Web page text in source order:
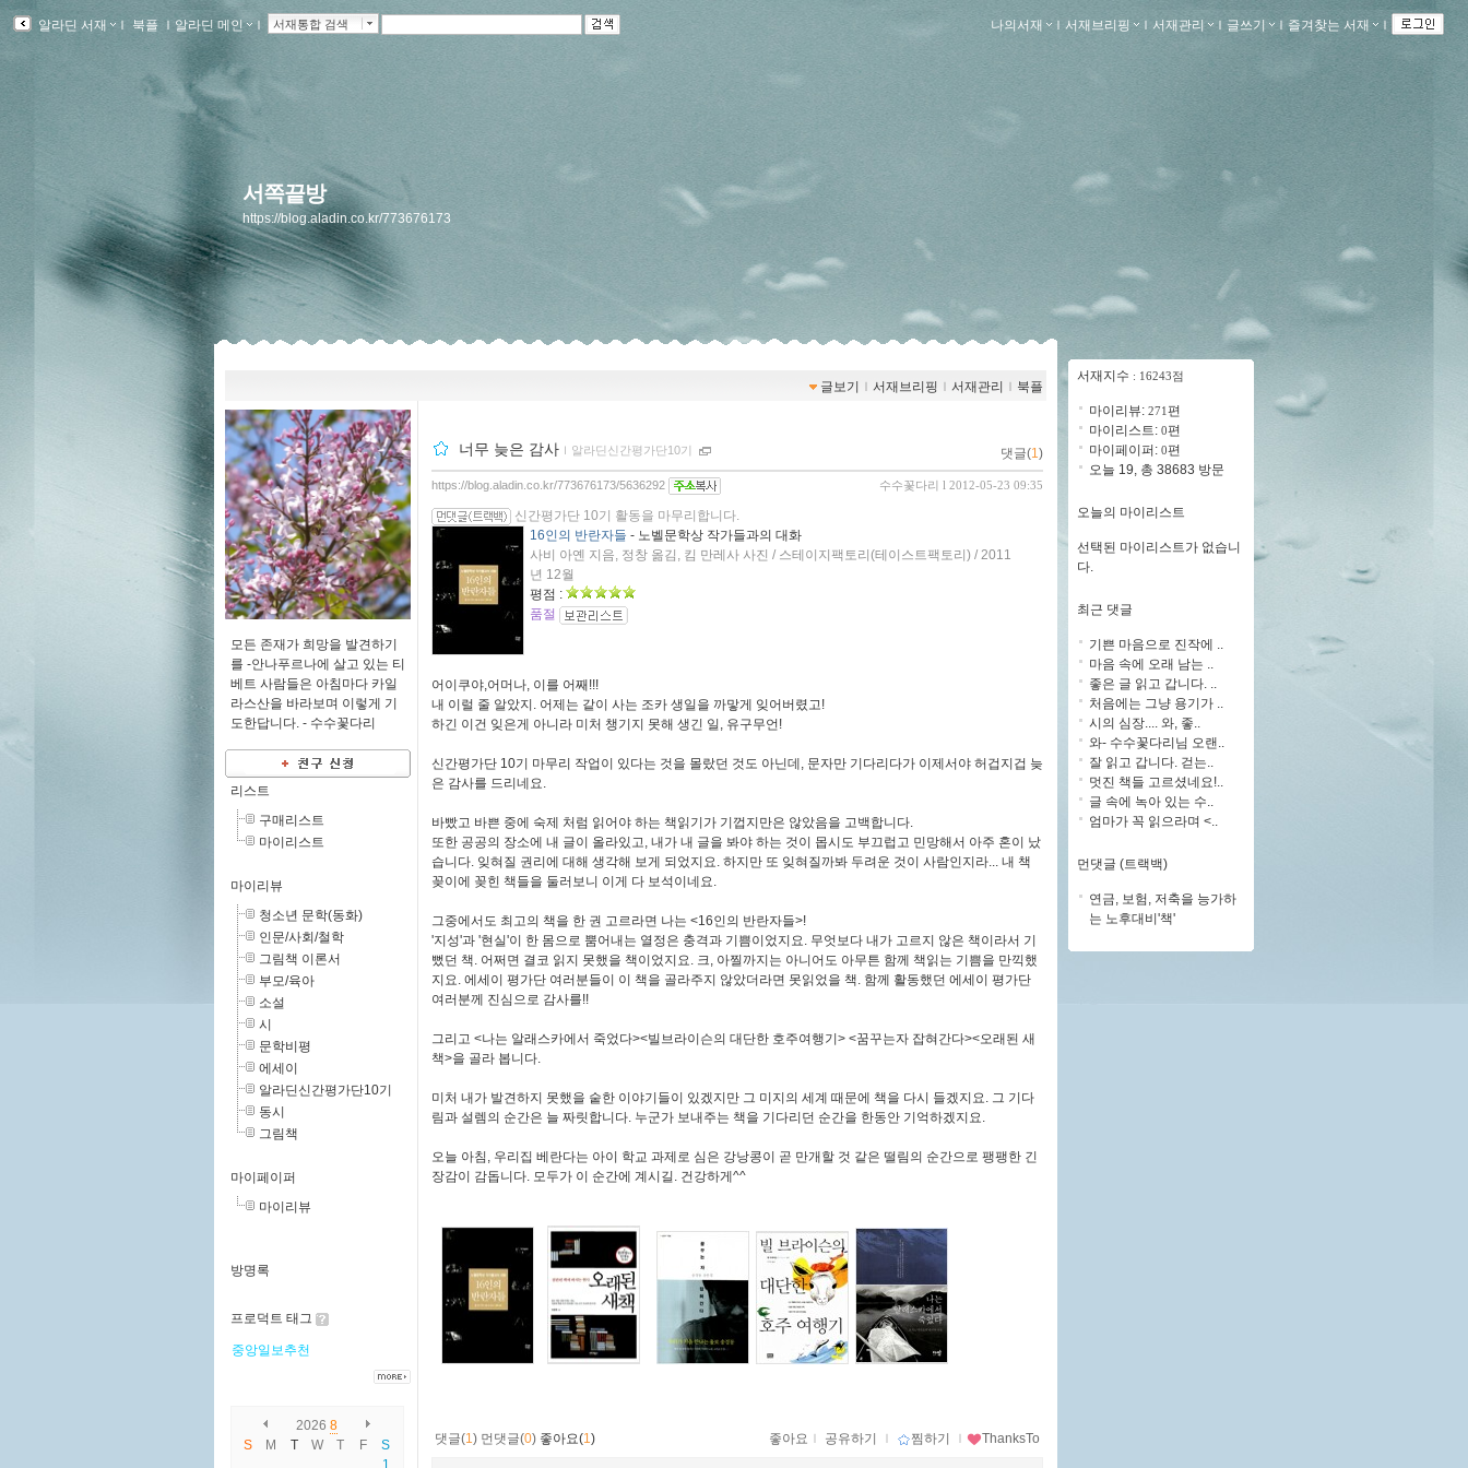
알라딘 서재 ｌ 북플 ｌ 알라딘 메인 ｌ 서재통합 검색 나의서재 ｌ 서재브리핑 ｌ 서재관리 ｌ 글쓰기 ｌ 즐겨찾는 서재 ｌ
서쪽끝방
https://blog.aladin.co.kr/773676173
글보기 ｌ 서재브리핑 ｌ 서재관리 ｌ 북플
모든 존재가 희망을 발견하기
를 -안나푸르나에 살고 있는 티
베트 사람들은 아침마다 카일
라스산을 바라보며 이렇게 기
도한답니다. - 수수꽃다리
리스트
구매리스트
마이리스트
마이리뷰
청소년 문학(동화)
인문/사회/철학
그림책 이론서
부모/육아
소설
시
문학비평
에세이
알라딘신간평가단10기
동시
그림책
마이페이퍼
마이리뷰
방명록
프로덕트 태그
중앙일보추천
2026 8
S
M T W T F
S
1
너무 늦은 감사 ｌ 알라딘신간평가단10기 댓글(1)
수수꽃다리 l 2012-05-23 09:35
https://blog.aladin.co.kr/773676173/5636292
신간평가단 10기 활동을 마무리합니다.
16인의 반란자들 - 노벨문학상 작가들과의 대화
사비 아옌 지음, 정창 옮김, 킴 만레사 사진 / 스테이지팩토리(테이스트팩토리) / 2011
년 12월
평점 :
품절
어이쿠야,어머나, 이를 어째!!!
내 이럴 줄 알았지. 어제는 같이 사는 조카 생일을 까맣게 잊어버렸고!
하긴 이건 잊은게 아니라 미처 챙기지 못해 생긴 일, 유구무언!
신간평가단 10기 마무리 작업이 있다는 것을 몰랐던 것도 아닌데, 문자만 기다리다가 이제서야 허겁지겁 늦
은 감사를 드리네요.
바빴고 바쁜 중에 숙제 처럼 읽어야 하는 책읽기가 기껍지만은 않았음을 고백합니다.
또한 공공의 장소에 내 글이 올라있고, 내가 내 글을 봐야 하는 것이 몹시도 부끄럽고 민망해서 아주 혼이 났
습니다. 잊혀질 권리에 대해 생각해 보게 되었지요. 하지만 또 잊혀질까봐 두려운 것이 사람인지라... 내 책
꽂이에 꽂힌 책들을 둘러보니 이게 다 보석이네요.
그중에서도 최고의 책을 한 권 고르라면 나는 <16인의 반란자들>!
'지성'과 '현실'이 한 몸으로 뿜어내는 열정은 충격과 기쁨이었지요. 무엇보다 내가 고르지 않은 책이라서 기
뻤던 책. 어쩌면 결코 읽지 못했을 책이었지요. 크, 아찔까지는 아니어도 아무튼 함께 책읽는 기쁨을 만끽했
지요. 에세이 평가단 여러분들이 이 책을 골라주지 않았더라면 못읽었을 책. 함께 활동했던 에세이 평가단
여러분께 진심으로 감사를!!
그리고 <나는 알래스카에서 죽었다><빌브라이슨의 대단한 호주여행기> <꿈꾸는자 잡혀간다><오래된 새
책>을 골라 봅니다.
미처 내가 발견하지 못했을 숱한 이야기들이 있겠지만 그 미지의 세계 때문에 책을 다시 들겠지요. 그 기다
림과 설렘의 순간은 늘 짜릿합니다. 누군가 보내주는 책을 기다리던 순간을 한동안 기억하겠지요.
오늘 아침, 우리집 베란다는 아이 학교 과제로 심은 강낭콩이 곧 만개할 것 같은 떨림의 순간으로 팽팽한 긴
장감이 감돕니다. 모두가 이 순간에 계시길. 건강하게^^
댓글(1) 먼댓글(0) 좋아요(1) 좋아요 ｌ 공유하기 ｌ 찜하기 ｌ ThanksTo
서재지수 : 16243점
마이리뷰: 271편
마이리스트: 0편
마이페이퍼: 0편
오늘 19, 총 38683 방문
오늘의 마이리스트
선택된 마이리스트가 없습니
다.
최근 댓글
기쁜 마음으로 진작에 ..
마음 속에 오래 남는 ..
좋은 글 읽고 갑니다. ..
처음에는 그냥 용기가 ..
시의 심장.... 와, 좋..
와- 수수꽃다리님 오랜..
잘 읽고 갑니다. 걷는..
멋진 책들 고르셨네요!..
글 속에 녹아 있는 수..
엄마가 꼭 읽으라며 <..
먼댓글 (트랙백)
연금, 보험, 저축을 능가하
는 노후대비'책'